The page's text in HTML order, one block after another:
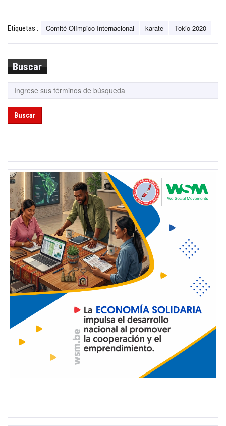
Etiquetas : Comité Olímpico Internacional karate Tokio 2020
Buscar
Buscar